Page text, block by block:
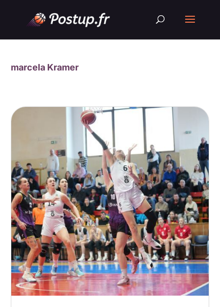
marcela Kramer